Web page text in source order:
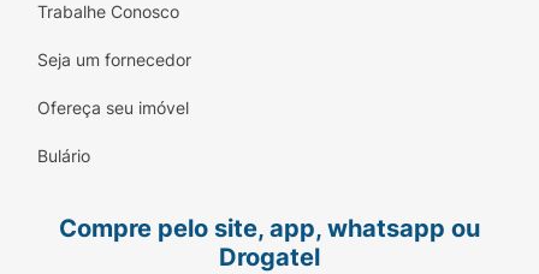
Trabalhe Conosco
Seja um fornecedor
Ofereça seu imóvel
Bulário
Compre pelo site, app, whatsapp ou
Drogatel